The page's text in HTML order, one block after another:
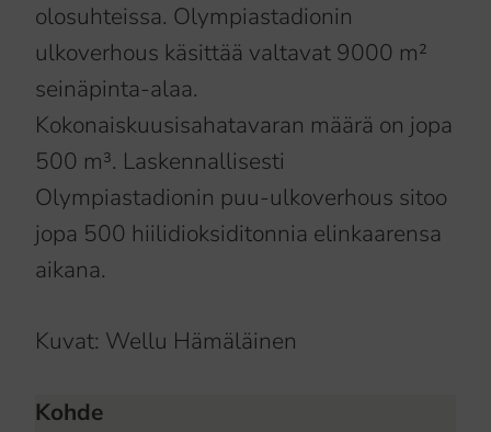
olosuhteissa. Olympiastadionin
ulkoverhous käsittää valtavat 9000 m²
seinäpinta-alaa.
Kokonaiskuusisahatavaran määrä on jopa
500 m³. Laskennallisesti
Olympiastadionin puu-ulkoverhous sitoo
jopa 500 hiilidioksiditonnia elinkaarensa
aikana.
Kuvat: Wellu Hämäläinen
Kohde